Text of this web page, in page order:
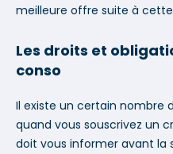
meilleure offre suite à
Les droits et
conso
Il existe un certain nombre
quand vous souscrivez un
doit vous informer avant la